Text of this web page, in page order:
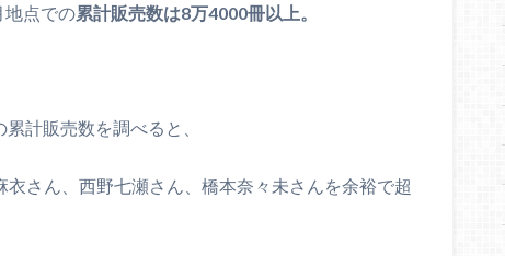
地点での累計販売数は8万4000冊以上。
計販売数を調べると、
さん、西野七瀬さん、橋本奈々未さんを余裕で超